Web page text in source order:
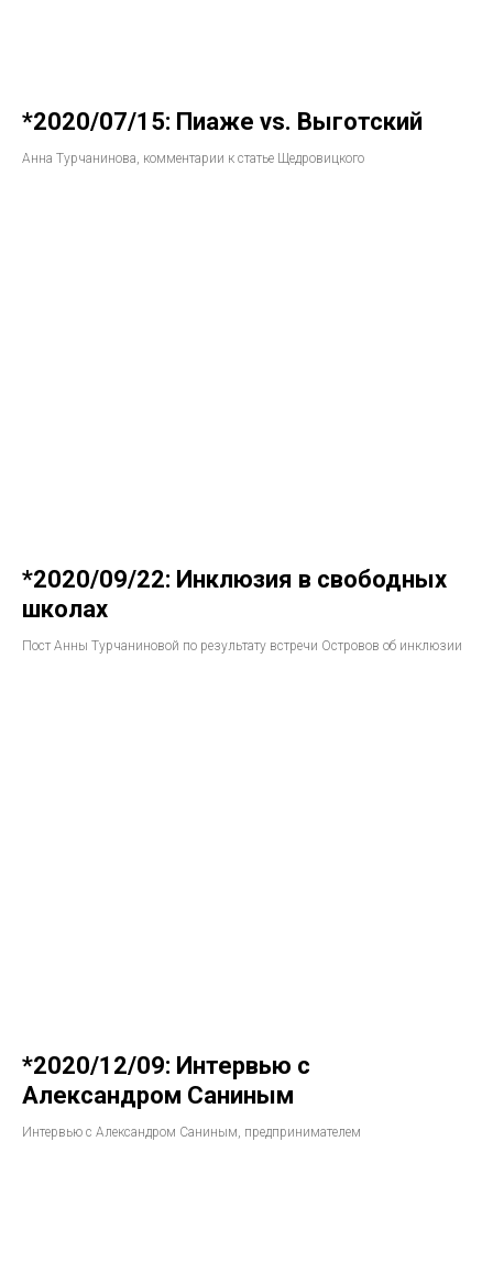
*2020/07/15: Пиаже vs. Выготский
Анна Турчанинова, комментарии к статье Щедровицкого
*2020/09/22: Инклюзия в свободных
школах
Пост Анны Турчаниновой по результату встречи Островов об инклюзии
*2020/12/09: Интервью с
Александром Саниным
Интервью с Александром Саниным, предпринимателем